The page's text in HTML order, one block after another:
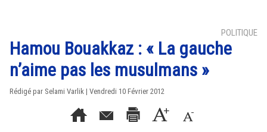
POLITIQUE
Hamou Bouakkaz : « La gauche
n’aime pas les musulmans »
Rédigé par Selami Varlik | Vendredi 10 Février 2012